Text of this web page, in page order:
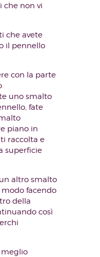
che non vi
che avete
il pennello
con la parte
uno smalto
fate
piano in
raccolta e
superficie
altro smalto
modo facendo
della
così